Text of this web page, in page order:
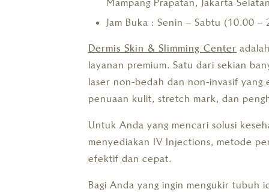
Mampang Prapatan, Jakarta
Jam Buka : Senin – Sabtu (10.00 –
Dermis Skin & Slimming Center
layanan premium. Satu dari sekian
laser non-bedah dan non-invasif yang
penuaan kulit, stretch mark, dan
Untuk Anda yang mencari solusi
menyediakan IV Injections, metode
efektif dan cepat.
Bagi Anda yang ingin mengukir tubuh